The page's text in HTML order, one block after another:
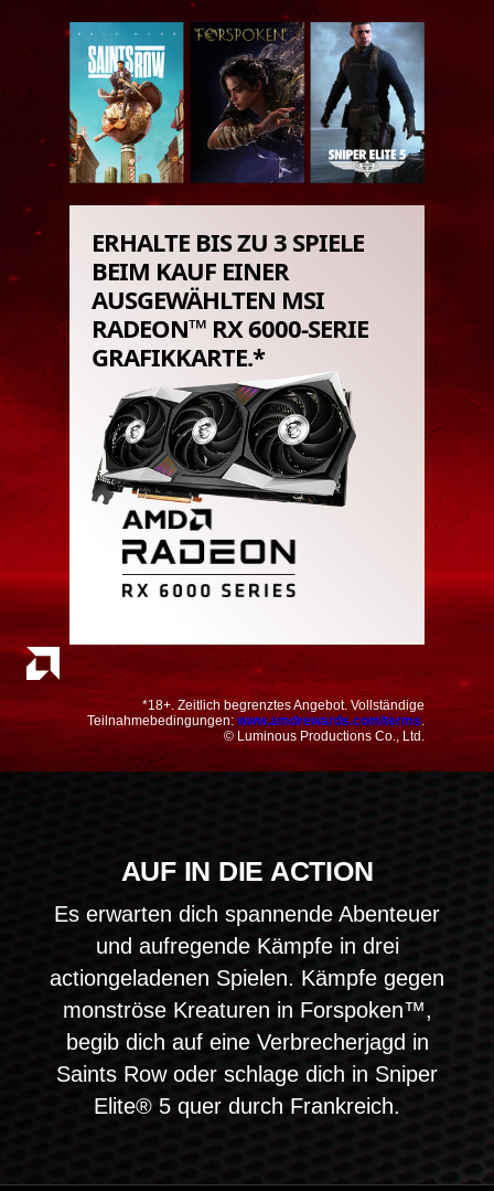
ERHALTE BIS ZU 3 SPIELE
BEIM KAUF EINER
AUSGEWÄHLTEN MSI
RADEON™ RX 6000-SERIE
GRAFIKKARTE.*
*18+. Zeitlich begrenztes Angebot. Vollständige
Teilnahmebedingungen:www.amdrewards.com/terms.
© Luminous Productions Co., Ltd.
AUF IN DIE ACTION
Es erwarten dich spannende Abenteuer
und aufregende Kämpfe in drei
actiongeladenen Spielen. Kämpfe gegen
monströse Kreaturen in Forspoken™,
begib dich auf eine Verbrecherjagd in
Saints Row oder schlage dich in Sniper
Elite® 5 quer durch Frankreich.